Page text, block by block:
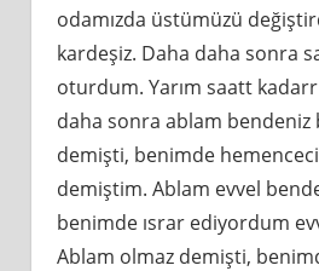
odamızda üstümüzü
kardeşiz. Daha daha sonra
oturdum. Yarım saatt
daha sonra ablam bendeniz
demişti, benimde
demiştim. Ablam evvel
benimde ısrar ediyordum
Ablam olmaz demişti,